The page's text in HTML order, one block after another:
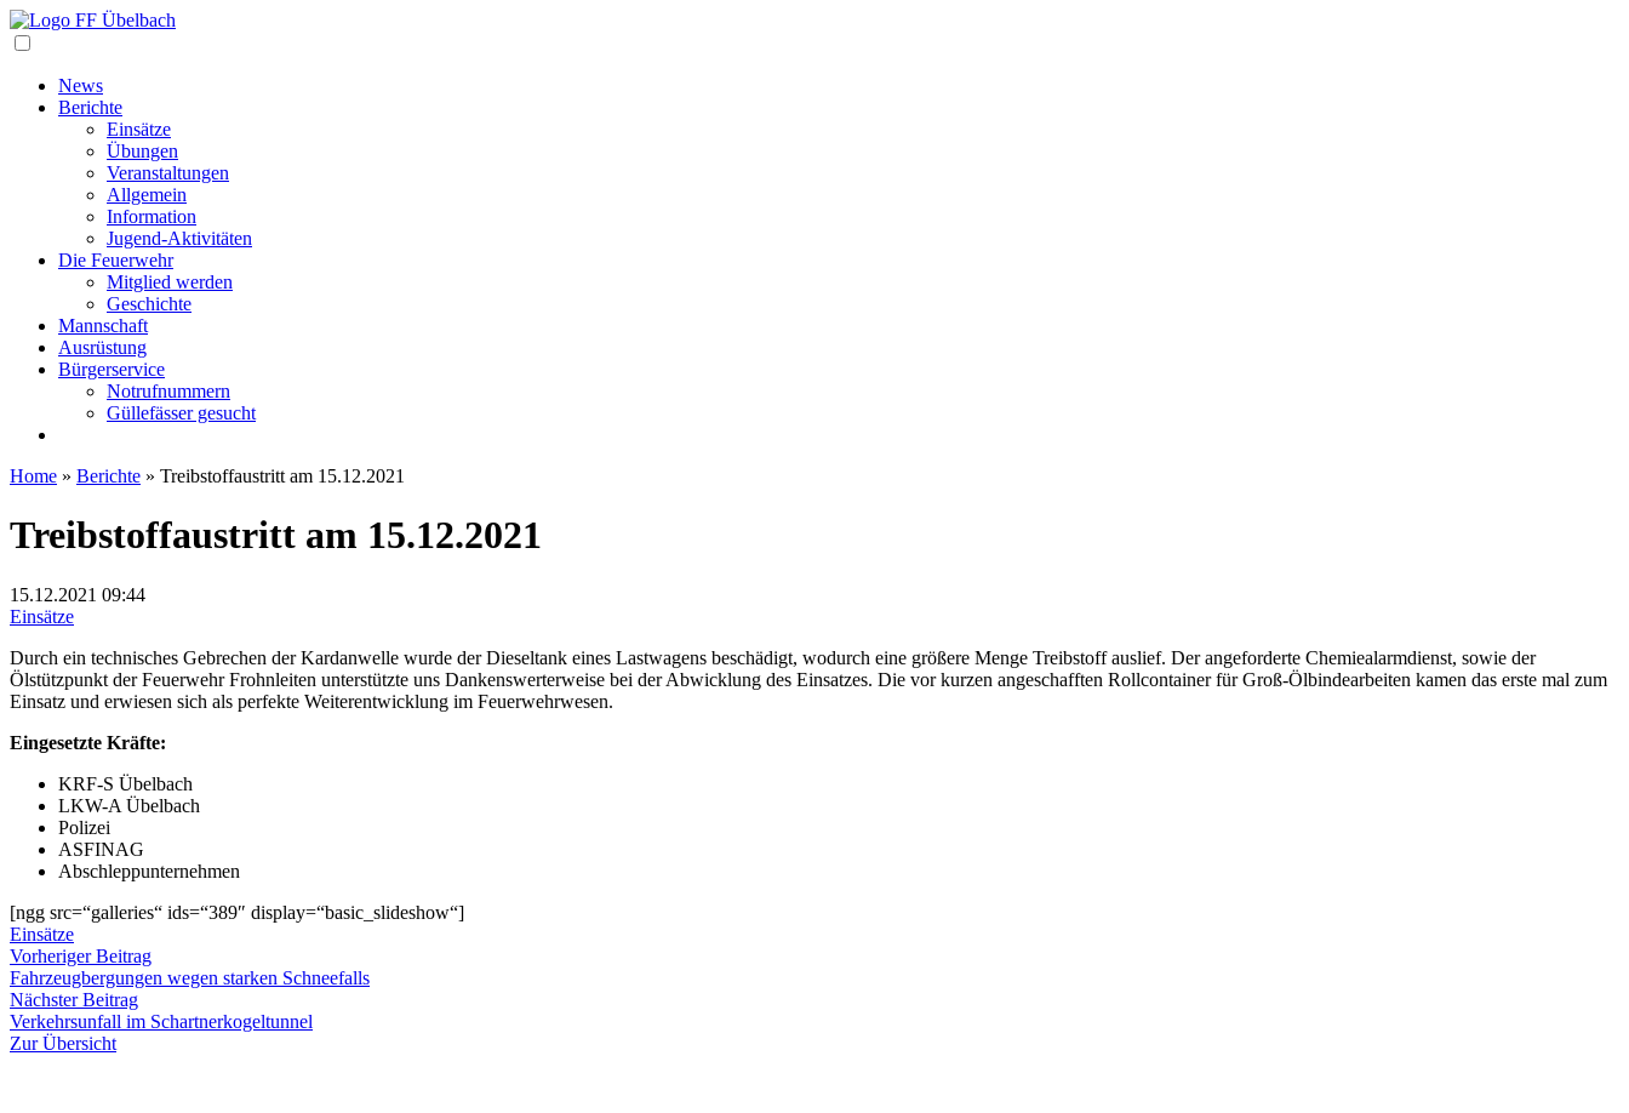
News
Berichte
Einsätze
Übungen
Veranstaltungen
Allgemein
Information
Jugend-Aktivitäten
Die Feuerwehr
Mitglied werden
Geschichte
Mannschaft
Ausrüstung
Bürgerservice
Notrufnummern
Güllefässer gesucht
Home » Berichte » Treibstoffaustritt am 15.12.2021
Treibstoffaustritt am 15.12.2021
15.12.2021 09:44
Einsätze
Durch ein technisches Gebrechen der Kardanwelle wurde der Dieseltank eines Lastwagens beschädigt, wodurch eine größere Menge Treibstoff auslief. Der angeforderte Chemiealarmdienst, sowie der
Ölstützpunkt der Feuerwehr Frohnleiten unterstützte uns Dankenswerterweise bei der Abwicklung des Einsatzes. Die vor kurzen angeschafften Rollcontainer für Groß-Ölbindearbeiten kamen das erste mal zum
Einsatz und erwiesen sich als perfekte Weiterentwicklung im Feuerwehrwesen.
Eingesetzte Kräfte:
KRF-S Übelbach
LKW-A Übelbach
Polizei
ASFINAG
Abschleppunternehmen
[ngg src=“galleries“ ids=“389″ display=“basic_slideshow“]
Einsätze
Beitragsnavigation
Vorheriger BeitragVorheriger
Beitrag:
Fahrzeugbergungen wegen starken Schneefalls
Nächster BeitragNächster
Beitrag:
Verkehrsunfall im Schartnerkogeltunnel
Zur Übersicht